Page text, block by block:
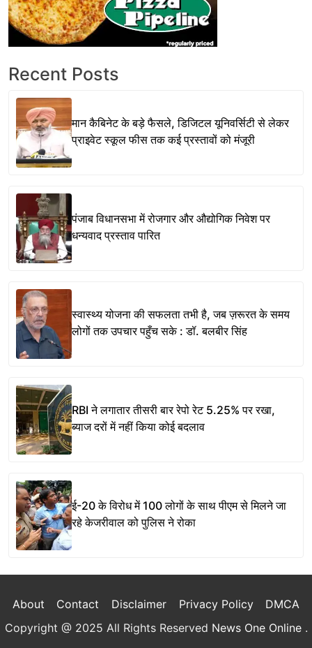
Recent Posts
मान कैबिनेट के बड़े फैसले, डिजिटल यूनिवर्सिटी से लेकर
प्राइवेट स्कूल फीस तक कई प्रस्तावों को मंजूरी
पंजाब विधानसभा में रोजगार और औद्योगिक निवेश पर
धन्यवाद प्रस्ताव पारित
स्वास्थ्य योजना की सफलता तभी है, जब ज़रूरत के समय
लोगों तक उपचार पहुँच सके : डॉ. बलबीर सिंह
RBI ने लगातार तीसरी बार रेपो रेट 5.25% पर रखा,
ब्याज दरों में नहीं किया कोई बदलाव
ई-20 के विरोध में 100 लोगों के साथ पीएम से मिलने जा
रहे केजरीवाल को पुलिस ने रोका
About Contact Disclaimer Privacy Policy
DMCA
Copyright @ 2025 All Rights Reserved News One Online .